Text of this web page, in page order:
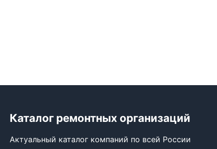
Каталог ремонтных организаций
Актуальный каталог компаний по всей России